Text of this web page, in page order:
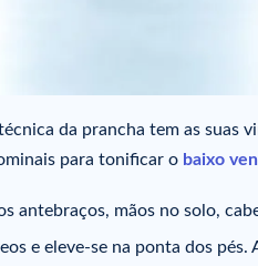
da prancha tem as suas
para tonificar o baixo
antebraços, mãos no solo,
e eleve-se na ponta dos